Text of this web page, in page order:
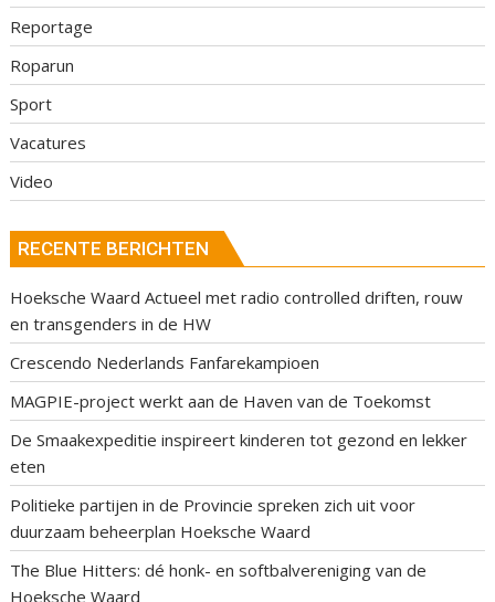
Reportage
Roparun
Sport
Vacatures
Video
RECENTE BERICHTEN
Hoeksche Waard Actueel met radio controlled driften, rouw
en transgenders in de HW
Crescendo Nederlands Fanfarekampioen
MAGPIE-project werkt aan de Haven van de Toekomst
De Smaakexpeditie inspireert kinderen tot gezond en lekker
eten
Politieke partijen in de Provincie spreken zich uit voor
duurzaam beheerplan Hoeksche Waard
The Blue Hitters: dé honk- en softbalvereniging van de
Hoeksche Waard